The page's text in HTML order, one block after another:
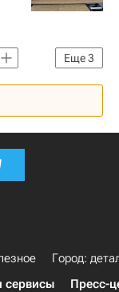
Еще3
Город:
сервисы Пресс-